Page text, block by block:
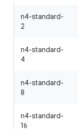
n4-standard-
2
n4-standard-
4
n4-standard-
8
n4-standard-
16